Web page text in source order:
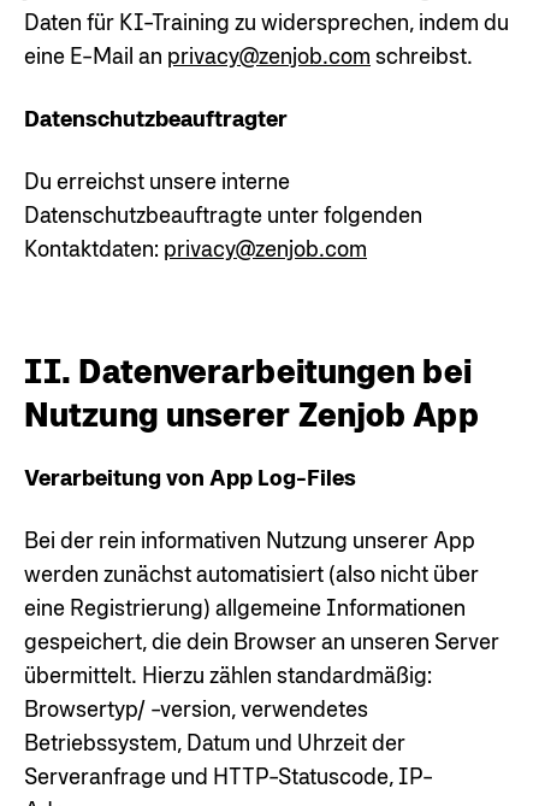
Daten für KI-Training zu widersprechen, indem du
eine E-Mail an privacy@zenjob.com schreibst.
Datenschutzbeauftragter
Du erreichst unsere interne
Datenschutzbeauftragte unter folgenden
Kontaktdaten: privacy@zenjob.com
II. Datenverarbeitungen bei
Nutzung unserer Zenjob App
Verarbeitung von App Log-Files
Bei der rein informativen Nutzung unserer App
werden zunächst automatisiert (also nicht über
eine Registrierung) allgemeine Informationen
gespeichert, die dein Browser an unseren Server
übermittelt. Hierzu zählen standardmäßig:
Browsertyp/ -version, verwendetes
Betriebssystem, Datum und Uhrzeit der
Serveranfrage und HTTP-Statuscode, IP-